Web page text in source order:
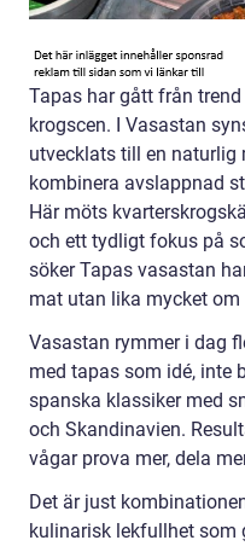
Tapas har gått från
krogscen. I Vasastan
utvecklats till en naturlig
kombinera avslappnad
Här möts
och ett tydligt fokus på
söker Tapas vasastan
mat utan lika mycket
Vasastan rymmer i dag
med tapas som idé, inte
spanska klassiker med
och Skandinavien.
vågar prova mer, dela
Det är just
kulinarisk lekfullhet som